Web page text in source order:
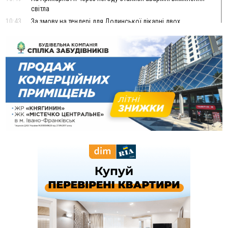
світла
10:43
За змову на тендері для Долинської лікарні двох
10:09
Яремчанський суд виніс вирок чоловіку, який у Буковелі
вкрав із супермаркету пляшку віскі за 8,5 тисяч
09:53
В урочищі біля Галича археологи відкопали давньоруську
вагову гирку XII–XIII століть
09:39
У Франківську медики провели серію складних операцій
на аорті
Вчора
У Богородчанах на "зебрі" водій Audi наїхав на
Загальна площа всіх книгарень України - трохи більше ніж 6
На "зебрі" у Франківську два мотоциклісти збили жінку
Прикарпаття серед лідерів за будівництвом новобудов і
рекордсмен за зростанням цін на житло
ВІДЕО
Де безпечно купатися на Прикарпатті?
У Франківську дружина загиблого воїна створила